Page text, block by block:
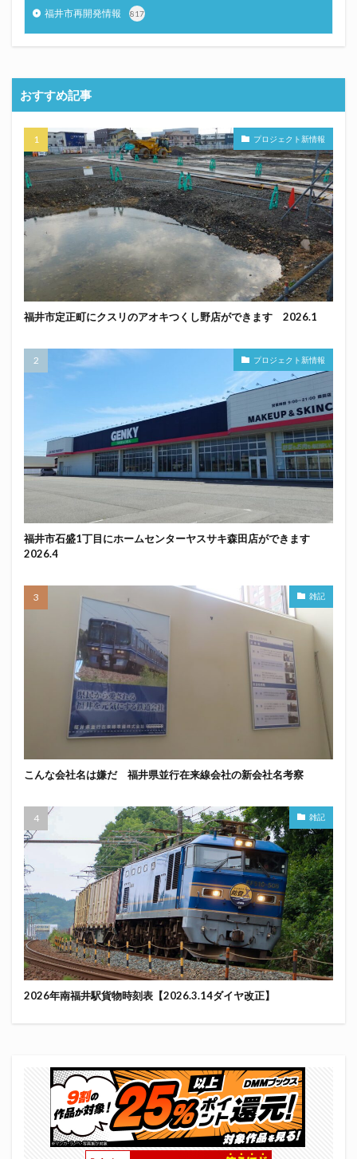
福井市再開発情報 817
おすすめ記事
プロジェクト新情報
福井市定正町にクスリのアオキつくし野店ができます 2026.1
プロジェクト新情報
福井市石盛1丁目にホームセンターヤスサキ森田店ができます
2026.4
雑記
こんな会社名は嫌だ 福井県並行在来線会社の新会社名考察
雑記
2026年南福井駅貨物時刻表【2026.3.14ダイヤ改正】